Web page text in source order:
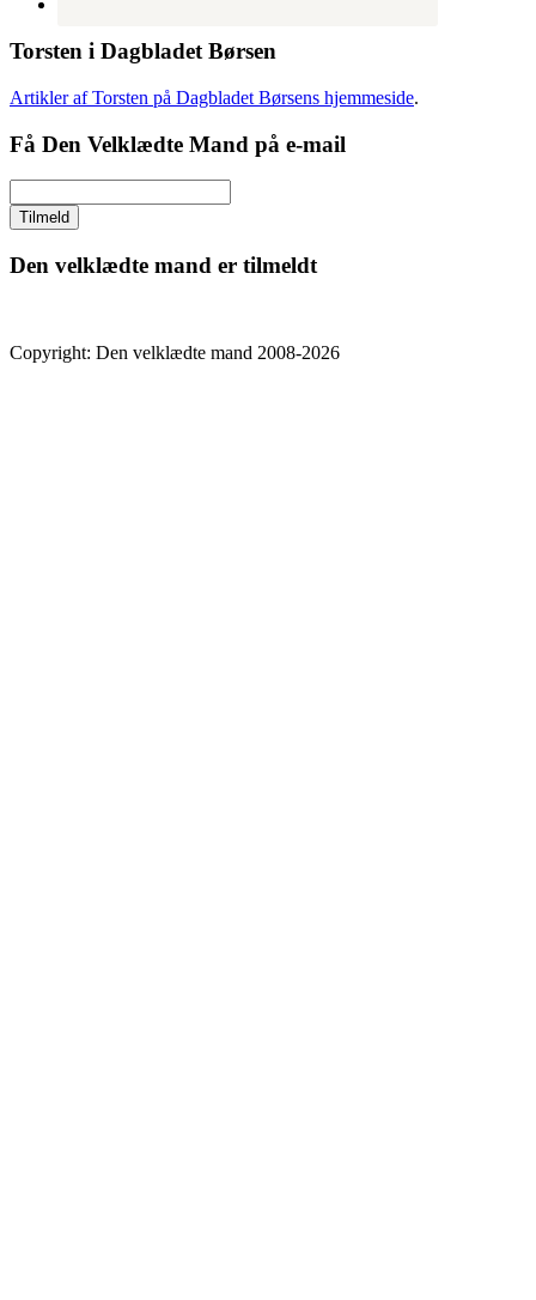
Torsten i Dagbladet Børsen
Artikler af Torsten på Dagbladet Børsens hjemmeside.
Få Den Velklædte Mand på e-mail
Den velklædte mand er tilmeldt
Copyright: Den velklædte mand 2008-2026